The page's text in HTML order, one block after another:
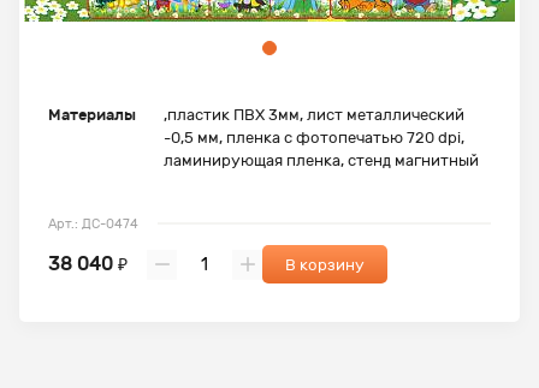
Материалы
,пластик ПВХ 3мм, лист металлический
-0,5 мм, пленка с фотопечатью 720 dpi,
ламинирующая пленка, стенд магнитный
Арт.: ДС-0474
38 040 ₽ В корзину